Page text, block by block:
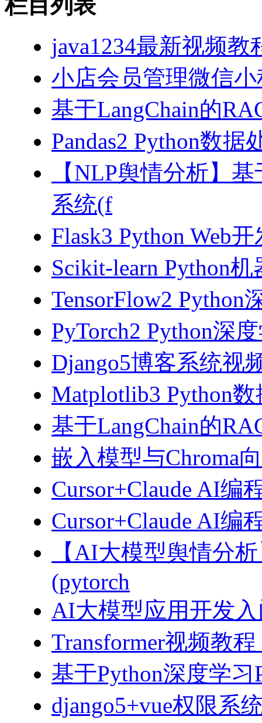
java1234最新视频教
小店会员管理微信
基于LangChain的
Pandas2 Python数
【NLP舆情分析】
系统(f
Flask3 Python Web
Scikit-learn Python
TensorFlow2 Python
PyTorch2 Python深
Django5博客系统视
Matplotlib3 Python
基于LangChain的
嵌入模型与Chroma
Cursor+Claude AI编
Cursor+Claude AI编
【AI大模型舆情分
(pytorch
AI大模型应用开发入
Transformer视频教
基于Python深度学
django5+vue权限系